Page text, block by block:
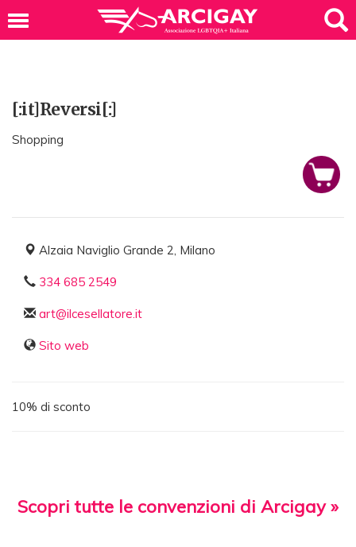
[:it]Reversi[:]
Shopping
Alzaia Naviglio Grande 2, Milano
334 685 2549
art@ilcesellatore.it
Sito web
10% di sconto
Scopri tutte le convenzioni di Arcigay »